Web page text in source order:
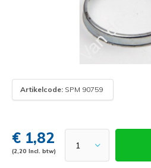
Artikelcode: SPM 90759
€ 1,82
(2,20 Incl. btw)